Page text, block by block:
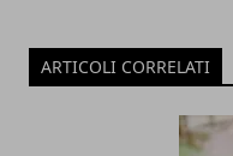
ARTICOLI CORRELATI